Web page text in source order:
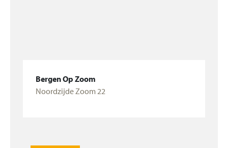
Bergen Op Zoom
Noordzijde Zoom 22